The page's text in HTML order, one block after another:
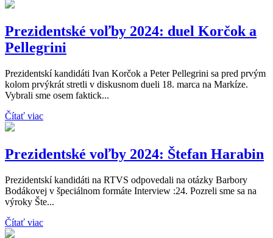
Prezidentské voľby 2024: duel Korčok a
Pellegrini
Prezidentskí kandidáti Ivan Korčok a Peter Pellegrini sa pred prvým
kolom prvýkrát stretli v diskusnom dueli 18. marca na Markíze.
Vybrali sme osem faktick...
Čítať viac
Prezidentské voľby 2024: Štefan Harabin
Prezidentskí kandidáti na RTVS odpovedali na otázky Barbory
Bodákovej v špeciálnom formáte Interview :24. Pozreli sme sa na
výroky Šte...
Čítať viac